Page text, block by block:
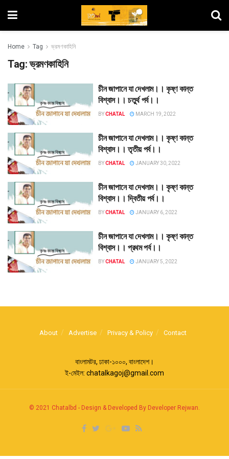
Home Tag ভ্রমণকাহিনি
Tag:ভ্রমণকাহিনি
চীন জাপানে যা দেখলাম।। কৃষ্ণ কান্ত
বিশ্বাস।। চতুর্থ পর্ব।।
BYCHATAL MARCH 19, 2022
চীন জাপানে যা দেখলাম।। কৃষ্ণ কান্ত
বিশ্বাস।। তৃতীয় পর্ব।।
BYCHATAL JANUARY 30, 2022
চীন জাপানে যা দেখলাম।। কৃষ্ণ কান্ত
বিশ্বাস।। দ্বিতীয় পর্ব।।
BYCHATAL JANUARY 6, 2022
চীন জাপানে যা দেখলাম।। কৃষ্ণ কান্ত
বিশ্বাস।। প্রথম পর্ব।।
BYCHATAL JANUARY 5, 2022
About Advertise Privacy & Policy Contact
বাংলামটর, ঢাকা-১০০০, বাংলাদেশ।
ই-মেইল: chatalkagoj@gmail.com
© 2021 Chatalbd - Design & Developed By Developer Rejwan.